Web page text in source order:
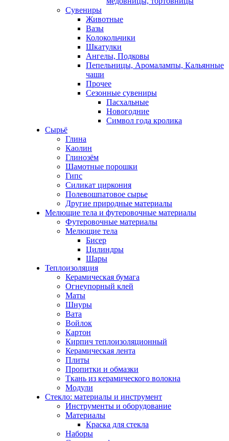
Сувениры
Животные
Вазы
Колокольчики
Шкатулки
Ангелы, Подковы
Пепельницы, Аромалампы, Кальянные
чаши
Прочее
Сезонные сувениры
Пасхальные
Новогодние
Символ года кролика
Сырьё
Глина
Каолин
Глинозём
Шамотные порошки
Гипс
Силикат циркония
Полевошпатовое сырье
Другие природные материалы
Мелющие тела и футеровочные материалы
Футеровочные материалы
Мелющие тела
Бисер
Цилиндры
Шары
Теплоизоляция
Керамическая бумага
Огнеупорный клей
Маты
Шнуры
Вата
Войлок
Картон
Кирпич теплоизоляционный
Керамическая лента
Плиты
Пропитки и обмазки
Ткань из керамического волокна
Модули
Стекло: материалы и инструмент
Инструменты и оборудование
Материалы
Краска для стекла
Наборы